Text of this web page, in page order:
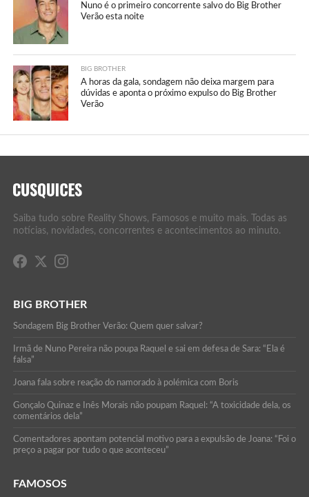
Nuno é o primeiro concorrente salvo do Big Brother
Verão esta noite
BIG BROTHER
A horas da gala, sondagem não deixa margem para
dúvidas e aponta o próximo expulso do Big Brother
Verão
Saiba tudo sobre Reality Shows, Famosos e muito mais. Todas as
notícias, novidades, concorrentes e acontecimentos ao minuto.
BIG BROTHER
Sondagem Big Brother Verão: Quem quer salvar?
Irmã de Nuno Pereira não poupa Raquel e sai em defesa de Sara: “Ela é
falsa”
Joana fala sobre reação do namorado à polémica com Boris
Gonçalo Quinaz e Inês Morais não poupam Raquel: “A toxicidade dela, os
comentários dela”
Comentadores apontam potencial motivo para a expulsão de Joana: “Foi o
preço a pagar por tudo o que aconteceu”
FAMOSOS